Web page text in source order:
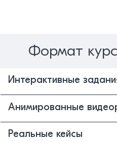
Формат
Интерактивные
Анимированные
Реальные кейсы